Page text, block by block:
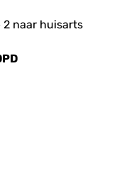
naar huisarts